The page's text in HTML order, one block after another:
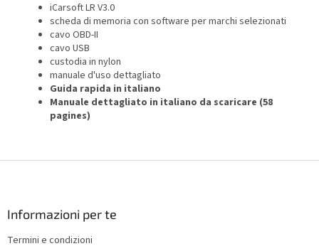
iCarsoft LR V3.0
scheda di memoria con software per marchi selezionati
cavo OBD-II
cavo USB
custodia in nylon
manuale d'uso dettagliato
Guida rapida in italiano
Manuale dettagliato in italiano da scaricare (58
pagines)
Informazioni per te
Termini e condizioni